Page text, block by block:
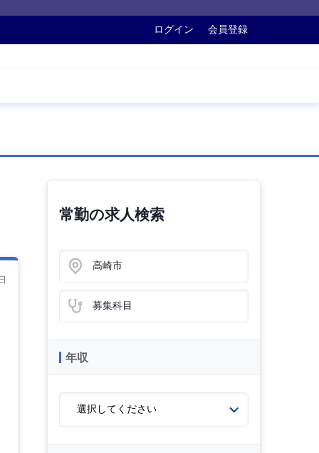
ログイン 会員登録
常勤の求人検索
高崎市
募集科目
年収